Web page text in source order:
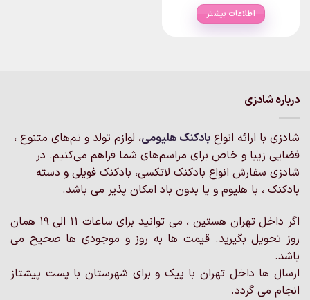
اطلاعات بیشتر
درباره شادزی
شادزی با ارائه انواع بادکنک‌ هلیومی، لوازم تولد و تم‌های متنوع ،
فضایی زیبا و خاص برای مراسم‌های شما فراهم می‌کنیم. در
شادزی سفارش انواع بادکنک لاتکسی، بادکنک فویلی و دسته
بادکنک ، با هلیوم و یا بدون باد امکان پذیر می باشد.
اگر داخل تهران هستین ، می توانید برای ساعات 11 الی 19 همان
روز تحویل بگیرید. قیمت ها به روز و موجودی ها صحیح می
باشد.
ارسال ها داخل تهران با پیک و برای شهرستان با پست پیشتاز
انجام می گردد.